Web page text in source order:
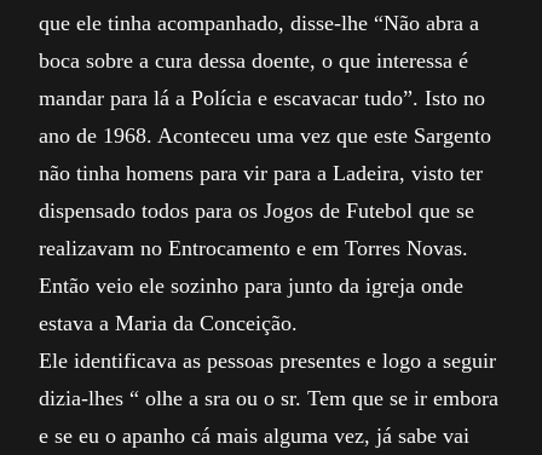
que ele tinha acompanhado, disse-lhe “Não abra a
boca sobre a cura dessa doente, o que interessa é
mandar para lá a Polícia e escavacar tudo”. Isto no
ano de 1968. Aconteceu uma vez que este Sargento
não tinha homens para vir para a Ladeira, visto ter
dispensado todos para os Jogos de Futebol que se
realizavam no Entrocamento e em Torres Novas.
Então veio ele sozinho para junto da igreja onde
estava a Maria da Conceição.
Ele identificava as pessoas presentes e logo a seguir
dizia-lhes “ olhe a sra ou o sr. Tem que se ir embora
e se eu o apanho cá mais alguma vez, já sabe vai